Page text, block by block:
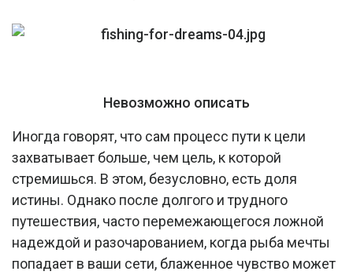
Невозможно описать
Иногда говорят, что сам процесс пути к цели
захватывает больше, чем цель, к которой
стремишься. В этом, безусловно, есть доля
истины. Однако после долгого и трудного
путешествия, часто перемежающегося ложной
надеждой и разочарованием, когда рыба мечты
попадает в ваши сети, блаженное чувство может